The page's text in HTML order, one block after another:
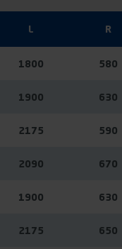
L R
1800 580
1900 630
2175 590
2090 670
1900 630
2175 650